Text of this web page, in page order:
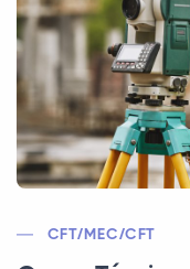
CFT/MEC/CFT